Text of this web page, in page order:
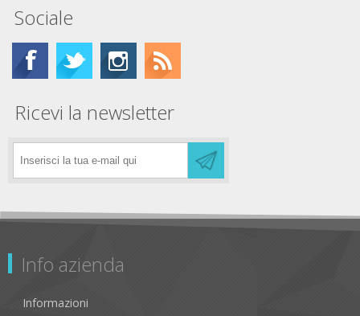
Sociale
Ricevi la newsletter
Info azienda
Informazioni